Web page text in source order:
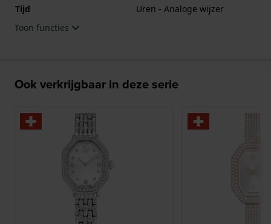
Tijd
Uren - Analoge wijzer
Toon functies
Ook verkrijgbaar in deze serie